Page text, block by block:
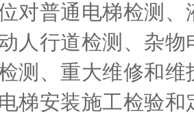
对普通电梯检测
人行道检测、杂
测、重大维修和
梯安装施工检验